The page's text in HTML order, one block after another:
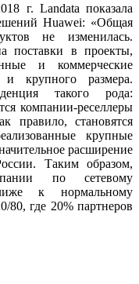
г. Landata показала
Huawei: «Общая
не изменилась.
поставки в проекты,
и коммерческие
и крупного размера.
такого рода:
компании-реселлеры
правило, становятся
крупные
расширение
Таким образом,
по сетевому
к нормальному
80, где 20% партнеров